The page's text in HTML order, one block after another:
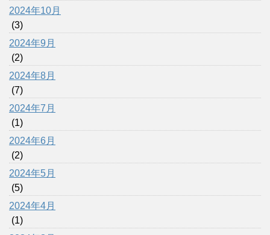
2024年10月
(3)
2024年9月
(2)
2024年8月
(7)
2024年7月
(1)
2024年6月
(2)
2024年5月
(5)
2024年4月
(1)